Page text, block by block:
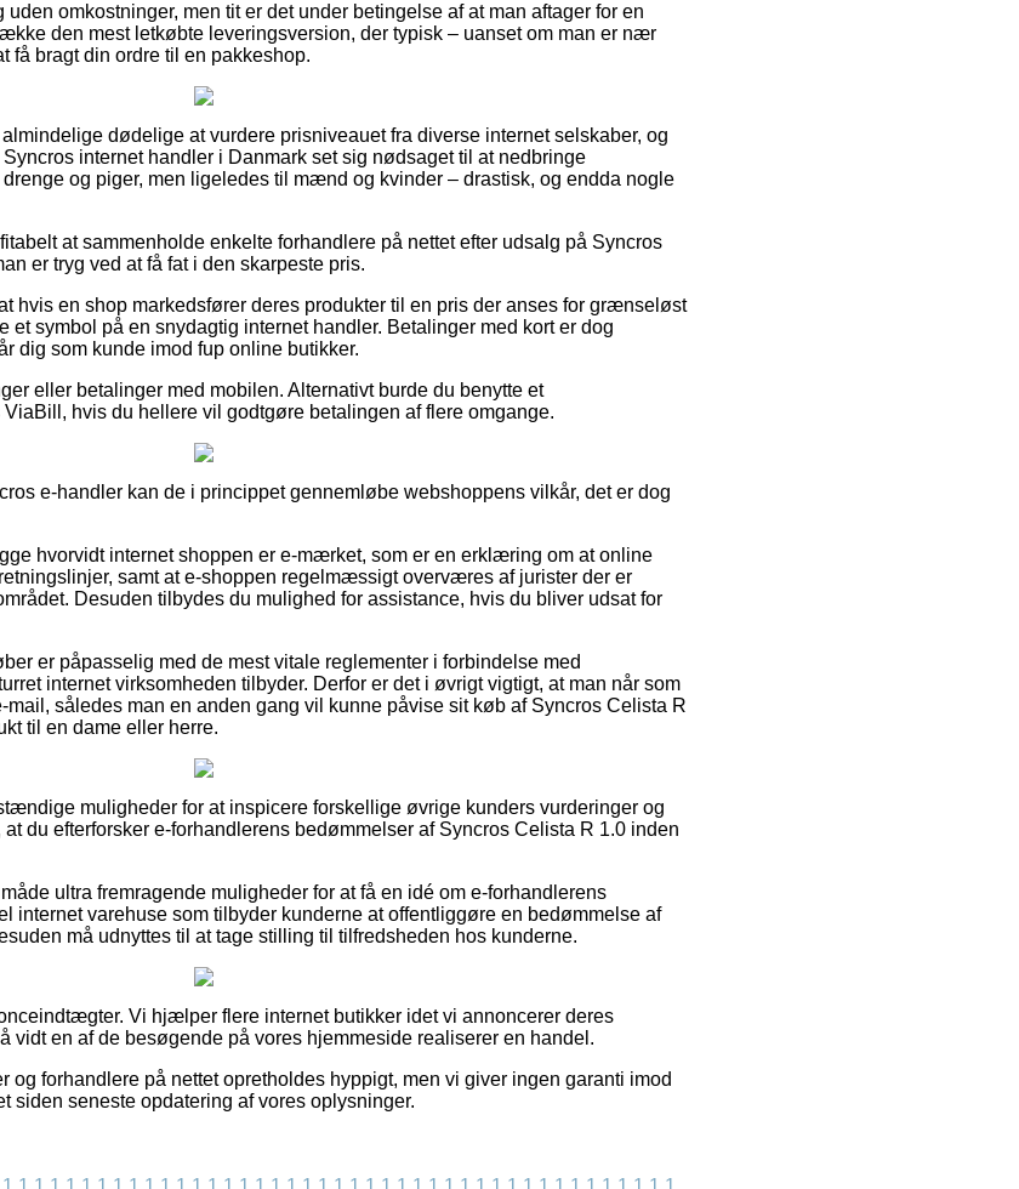
omkostninger, men tit er det under betingelse af at man aftager for en
den mest letkøbte leveringsversion, der typisk – uanset om man er nær
få bragt din ordre til en pakkeshop.
dødelige at vurdere prisniveauet fra diverse internet selskaber, og
internet handler i Danmark set sig nødsaget til at nedbringe
og piger, men ligeledes til mænd og kvinder – drastisk, og endda nogle
at sammenholde enkelte forhandlere på nettet efter udsalg på Syncros
er tryg ved at få fat i den skarpeste pris.
hvis en shop markedsfører deres produkter til en pris der anses for grænseløst
et symbol på en snydagtig internet handler. Betalinger med kort er dog
dig som kunde imod fup online butikker.
eller betalinger med mobilen. Alternativt burde du benytte et
hvis du hellere vil godtgøre betalingen af flere omgange.
e-handler kan de i princippet gennemløbe webshoppens vilkår, det er dog
hvorvidt internet shoppen er e-mærket, som er en erklæring om at online
samt at e-shoppen regelmæssigt overværes af jurister der er
Desuden tilbydes du mulighed for assistance, hvis du bliver udsat for
er påpasselig med de mest vitale reglementer i forbindelse med
internet virksomheden tilbyder. Derfor er det i øvrigt vigtigt, at man når som
mail, således man en anden gang vil kunne påvise sit køb af Syncros Celista R
til en dame eller herre.
muligheder for at inspicere forskellige øvrige kunders vurderinger og
du efterforsker e-forhandlerens bedømmelser af Syncros Celista R 1.0 inden
ultra fremragende muligheder for at få en idé om e-forhandlerens
internet varehuse som tilbyder kunderne at offentliggøre en bedømmelse af
må udnyttes til at tage stilling til tilfredsheden hos kunderne.
Vi hjælper flere internet butikker idet vi annoncerer deres
vidt en af de besøgende på vores hjemmeside realiserer en handel.
og forhandlere på nettet opretholdes hyppigt, men vi giver ingen garanti imod
siden seneste opdatering af vores oplysninger.